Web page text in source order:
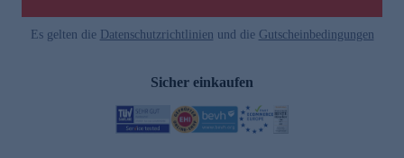
Es gelten die Datenschutzrichtlinien und die Gutscheinbedingungen
Sicher einkaufen